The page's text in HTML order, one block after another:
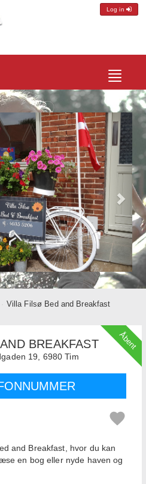
Log in
Toggle
Villa Filsø Bed and Breakfast
Åbent
BREAKFAST
19, 6980 Tim
and Breakfast, hvor du kan
en bog eller nyde haven og